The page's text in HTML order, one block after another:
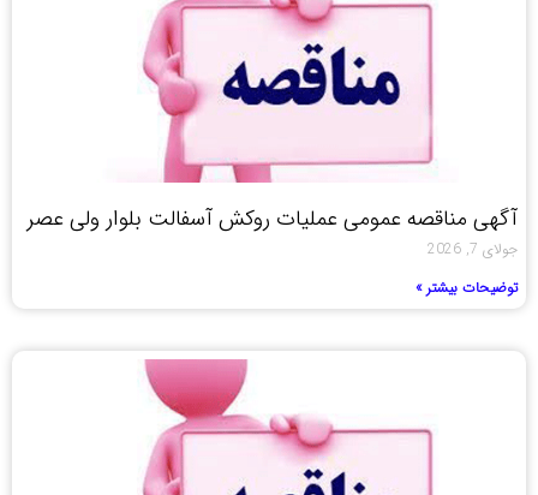
آگهی مناقصه عمومی عملیات روکش آسفالت بلوار ولی عصر
جولای 7, 2026
توضیحات بیشتر »